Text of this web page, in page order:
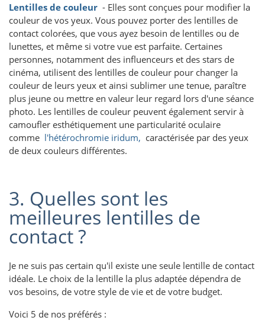
Lentilles de couleur - Elles sont conçues pour modifier la
couleur de vos yeux. Vous pouvez porter des lentilles de
contact colorées, que vous ayez besoin de lentilles ou de
lunettes, et même si votre vue est parfaite. Certaines
personnes, notamment des influenceurs et des stars de
cinéma, utilisent des lentilles de couleur pour changer la
couleur de leurs yeux et ainsi sublimer une tenue, paraître
plus jeune ou mettre en valeur leur regard lors d'une séance
photo. Les lentilles de couleur peuvent également servir à
camoufler esthétiquement une particularité oculaire
comme l'hétérochromie iridum, caractérisée par des yeux
de deux couleurs différentes.
3. Quelles sont les
meilleures lentilles de
contact ?
Je ne suis pas certain qu'il existe une seule lentille de contact
idéale. Le choix de la lentille la plus adaptée dépendra de
vos besoins, de votre style de vie et de votre budget.
Voici 5 de nos préférés :